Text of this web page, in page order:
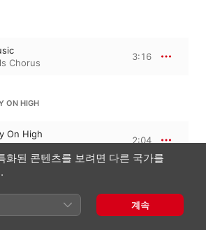
Chorus
3:16
ON HIGH
On High
Chorus
2:04
화된 콘텐츠를 보려면 다른 국가를
계속